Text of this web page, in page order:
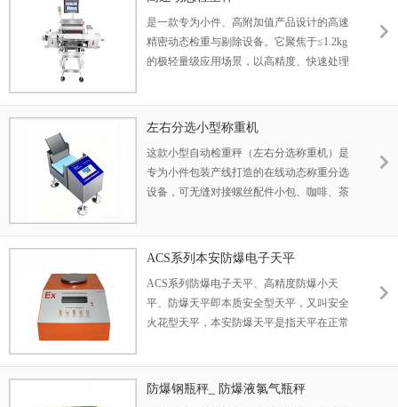
是一款专为小件、高附加值产品设计的高速
精密动态检重与剔除设备。它聚焦于≤1.2kg
的极轻量级应用场景，以高精度、快速处理
食品、药品、电子及精密制造行业实现“零缺
左右分选小型称重机
这款小型自动检重秤（左右分选称重机）是
专为小件包装产线打造的在线动态称重分选
设备，可无缝对接螺丝配件小包、咖啡、茶
完成产品出厂全重量质检，替代传统人工抽
题，适配五金加工、食品分装等多个行业的
中小型生产线使用
ACS系列本安防爆电子天平
ACS系列防爆电子天平、高精度防爆小天
平、防爆天平即本质安全型天平，又叫安全
火花型天平，本安防爆天平是指天平在正常
本质安全型防爆天平的防爆性能，不是采用
防爆钢瓶秤_ 防爆液氯气瓶秤